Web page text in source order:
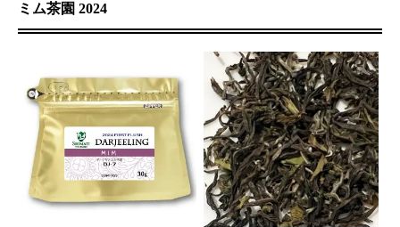
ミム茶園 2024